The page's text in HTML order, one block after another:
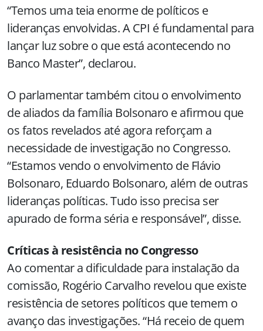
“Temos uma teia enorme de políticos e
lideranças envolvidas. A CPI é fundamental para
lançar luz sobre o que está acontecendo no
Banco Master”, declarou.
O parlamentar também citou o envolvimento
de aliados da família Bolsonaro e afirmou que
os fatos revelados até agora reforçam a
necessidade de investigação no Congresso.
“Estamos vendo o envolvimento de Flávio
Bolsonaro, Eduardo Bolsonaro, além de outras
lideranças políticas. Tudo isso precisa ser
apurado de forma séria e responsável”, disse.
Críticas à resistência no Congresso
Ao comentar a dificuldade para instalação da
comissão, Rogério Carvalho revelou que existe
resistência de setores políticos que temem o
avanço das investigações. “Há receio de quem